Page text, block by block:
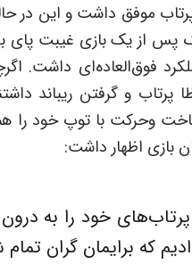
پس از یک بازی غیبت پای
فوق‌العاده‌ای داشت.
پرتاب و گرفتن ریباند
وحرکت با توپ خود را
بازی اظهار داشت:
خود را به
که برایمان گران